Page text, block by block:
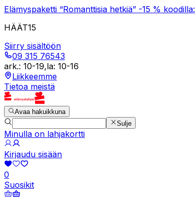
Elämyspaketti “Romanttisia hetkiä” -15 % koodilla:
HÄÄT15
Siirry sisältöön
09 315 76543
ark.: 10-19,la: 10-16
Liikkeemme
Tietoa meistä
Avaa hakuikkuna
Sulje
Minulla on lahjakortti
Kirjaudu sisään
0
Suosikit